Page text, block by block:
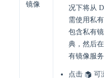
镜像
况下将从
需使用私
包含私有
典，然后在
有镜像服务
点击
可